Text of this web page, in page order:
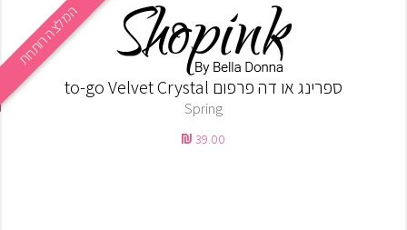
המלצה רותחת
ספרינג או דה פרפום to-go Velvet Crystal
Spring
39.00